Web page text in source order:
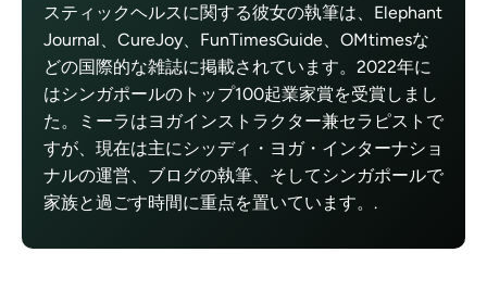
スティックヘルスに関する彼女の執筆は、Elephant
Journal、CureJoy、FunTimesGuide、OMtimesな
どの国際的な雑誌に掲載されています。2022年に
はシンガポールのトップ100起業家賞を受賞しまし
た。ミーラはヨガインストラクター兼セラピストで
すが、現在は主にシッディ・ヨガ・インターナショ
ナルの運営、ブログの執筆、そしてシンガポールで
家族と過ごす時間に重点を置いています。.